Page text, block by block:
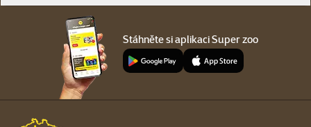
Stáhněte si aplikaci Super zoo